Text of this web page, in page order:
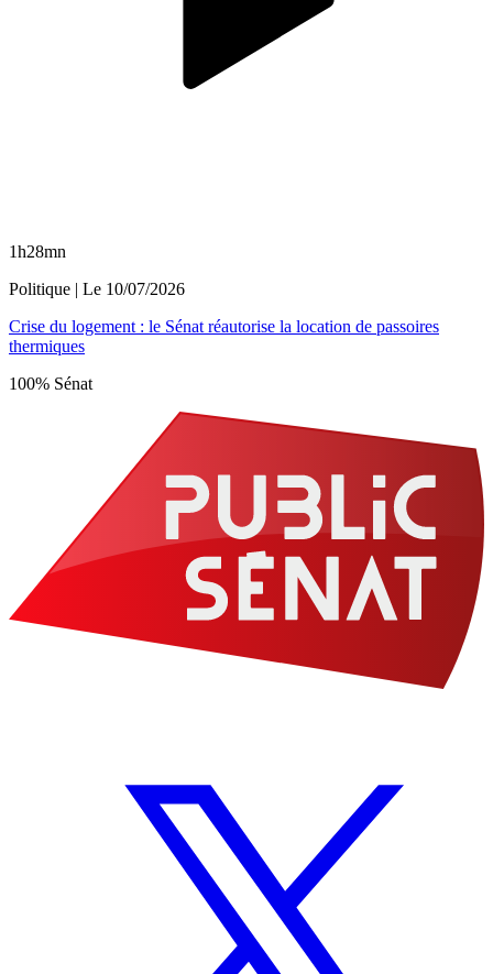
1h28mn
Politique | Le 10/07/2026
Crise du logement : le Sénat réautorise la location de passoires
thermiques
100% Sénat